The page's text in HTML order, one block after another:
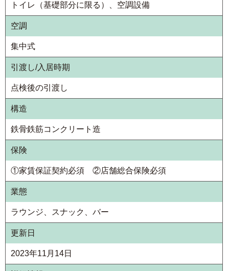
トイレ（基礎部分に限る）、空調設備
空調
集中式
引渡し/入居時期
点検後の引渡し
構造
鉄骨鉄筋コンクリート造
保険
①家賃保証契約必須 ②店舗総合保険必須
業態
ラウンジ、スナック、バー
更新日
2023年11月14日